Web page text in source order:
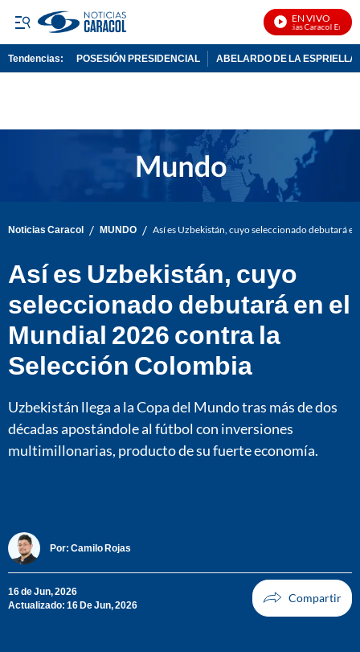
EN VIVO
Noticias Caracol En Vivo
Tendencias: POSESIÓN PRESIDENCIAL ABELARDO DE LA ESPRIELLA
Noticias Caracol / MUNDO / Así es Uzbekistán, cuyo seleccionado debutará
Así es Uzbekistán, cuyo
seleccionado debutará en el
Mundial 2026 contra la
Selección Colombia
Uzbekistán llega a la Copa del Mundo tras más de dos
décadas apostándole al fútbol con inversiones
multimillonarias, producto de su fuerte economía.
Por: Camilo Rojas
16 de Jun, 2026
Actualizado: 16 De Jun, 2026